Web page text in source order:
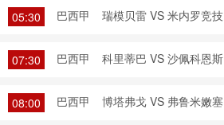
05:30 巴西甲 瑞模贝雷 VS 米内罗竞技
07:30 巴西甲 科里蒂巴 VS 沙佩科恩斯
08:00 巴西甲 博塔弗戈 VS 弗鲁米嫩塞